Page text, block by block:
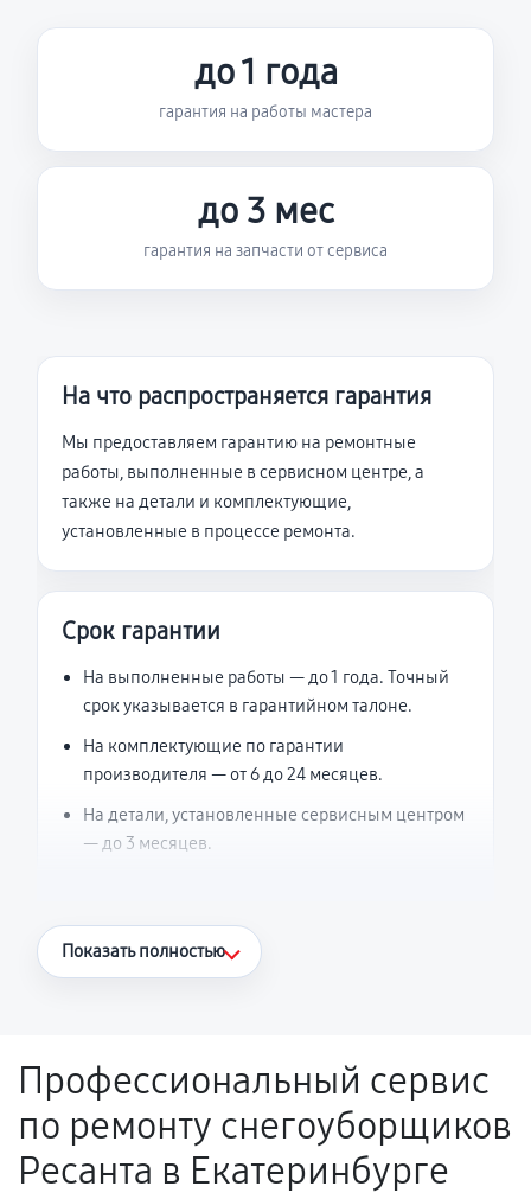
до 1 года
гарантия на работы мастера
до 3 мес
гарантия на запчасти от сервиса
На что распространяется гарантия
Мы предоставляем гарантию на ремонтные
работы, выполненные в сервисном центре, а
также на детали и комплектующие,
установленные в процессе ремонта.
Срок гарантии
На выполненные работы — до 1 года. Точный
срок указывается в гарантийном талоне.
На комплектующие по гарантии
производителя — от 6 до 24 месяцев.
На детали, установленные сервисным центром
— до 3 месяцев.
Что считается гарантийным случаем
Поломка установленной детали при
нормальной эксплуатации в течение
гарантийного срока.
Несоответствие комплектующей заявленным
Показать полностью
Профессиональный сервис
по ремонту снегоуборщиков
Ресанта в Екатеринбурге